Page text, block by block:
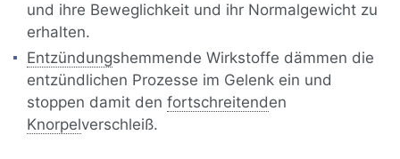
und ihre Beweglichkeit und ihr Normalgewicht zu
erhalten.
Entzündungshemmende Wirkstoffe dämmen die
entzündlichen Prozesse im Gelenk ein und
stoppen damit denfortschreitenden
Knorpelverschleiß.